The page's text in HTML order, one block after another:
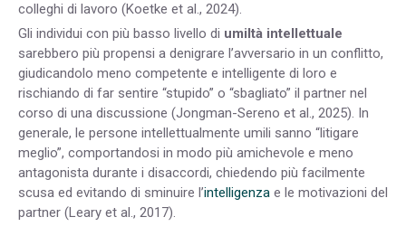
colleghi di lavoro (Koetke et al., 2024).
Gli individui con più basso livello di umiltà intellettuale
sarebbero più propensi a denigrare l’avversario in un conflitto,
giudicandolo meno competente e intelligente di loro e
rischiando di far sentire “stupido” o “sbagliato” il partner nel
corso di una discussione (Jongman-Sereno et al., 2025). In
generale, le persone intellettualmente umili sanno “litigare
meglio”, comportandosi in modo più amichevole e meno
antagonista durante i disaccordi, chiedendo più facilmente
scusa ed evitando di sminuire l’intelligenza e le motivazioni del
partner (Leary et al., 2017).